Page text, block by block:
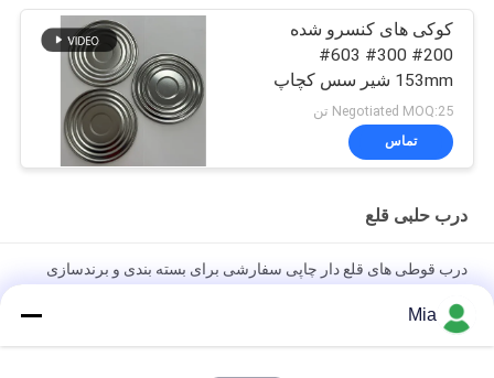
کوکی های کنسرو شده
200# 300# 603#
153mm شیر سس کچاپ
درب قلع
Negotiated MOQ:25 تن
تماس
درب حلبی قلع
درب قوطی های قلع دار چاپی سفارشی برای بسته بندی و برندسازی
درب های قلع دار الکترولیتی سنگین برای قوطی های مواد غذایی |
Mia